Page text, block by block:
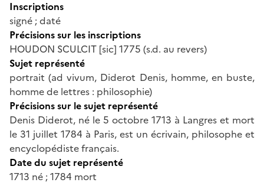
Inscriptions
signé ; daté
Précisions sur les inscriptions
HOUDON SCULCIT [sic] 1775 (s.d. au revers)
Sujet représenté
portrait (ad vivum, Diderot Denis, homme, en buste,
homme de lettres : philosophie)
Précisions sur le sujet représenté
Denis Diderot, né le 5 octobre 1713 à Langres et mort
le 31 juillet 1784 à Paris, est un écrivain, philosophe et
encyclopédiste français.
Date du sujet représenté
1713 né ; 1784 mort